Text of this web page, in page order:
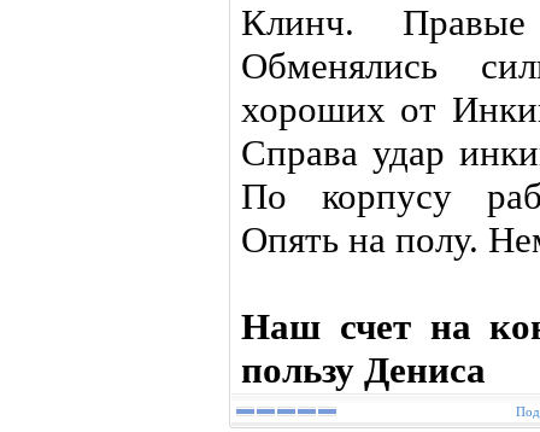
Клинч.
Обменялись
хороших от
Справа удар
По корпусу
Опять на полу.
Наш счет на
пользу Дениса